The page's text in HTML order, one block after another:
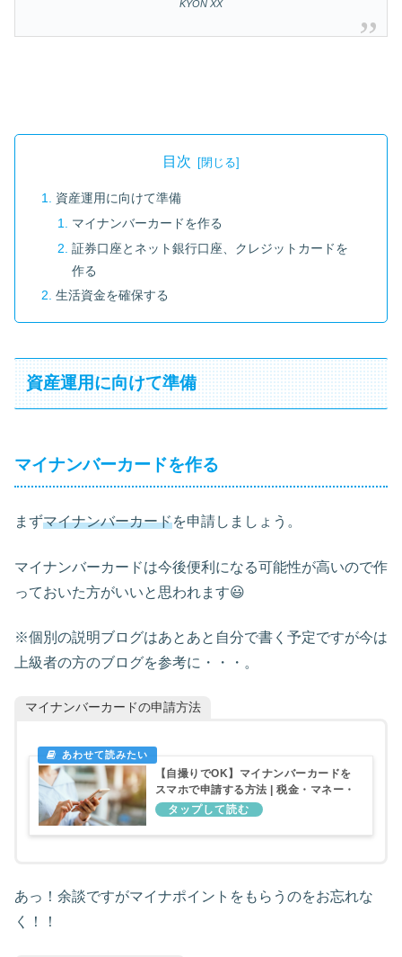
KYON XX
目次
資産運用に向けて準備
マイナンバーカードを作る
証券口座とネット銀行口座、クレジットカードを
作る
生活資金を確保する
資産運用に向けて準備
マイナンバーカードを作る
まずマイナンバーカードを申請しましょう。
マイナンバーカードは今後便利になる可能性が高いので作
っておいた方がいいと思われます😃
※個別の説明ブログはあとあと自分で書く予定ですが今は
上級者の方のブログを参考に・・・。
マイナンバーカードの申請方法
【自撮りでOK】マイナンバーカードを
スマホで申請する方法 | 税金・マネー・
計算
あっ！余談ですがマイナポイントをもらうのをお忘れな
く！！